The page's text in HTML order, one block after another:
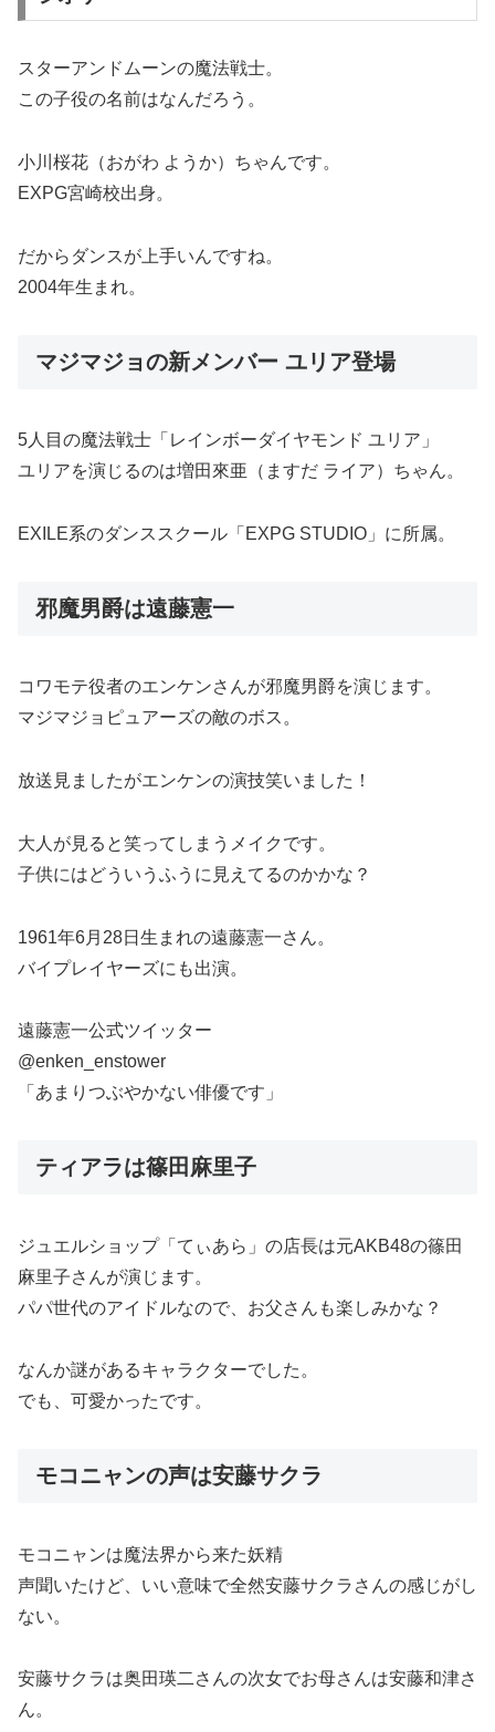
スターアンドムーンの魔法戦士。
この子役の名前はなんだろう。
小川桜花（おがわ ようか）ちゃんです。
EXPG宮崎校出身。
だからダンスが上手いんですね。
2004年生まれ。
マジマジョの新メンバー ユリア登場
5人目の魔法戦士「レインボーダイヤモンド ユリア」
ユリアを演じるのは増田來亜（ますだ ライア）ちゃん。
EXILE系のダンススクール「EXPG STUDIO」に所属。
邪魔男爵は遠藤憲一
コワモテ役者のエンケンさんが邪魔男爵を演じます。
マジマジョピュアーズの敵のボス。
放送見ましたがエンケンの演技笑いました！
大人が見ると笑ってしまうメイクです。
子供にはどういうふうに見えてるのかかな？
1961年6月28日生まれの遠藤憲一さん。
バイプレイヤーズにも出演。
遠藤憲一公式ツイッター
@enken_enstower
「あまりつぶやかない俳優です」
ティアラは篠田麻里子
ジュエルショップ「てぃあら」の店長は元AKB48の篠田
麻里子さんが演じます。
パパ世代のアイドルなので、お父さんも楽しみかな？
なんか謎があるキャラクターでした。
でも、可愛かったです。
モコニャンの声は安藤サクラ
モコニャンは魔法界から来た妖精
声聞いたけど、いい意味で全然安藤サクラさんの感じがし
ない。
安藤サクラは奥田瑛二さんの次女でお母さんは安藤和津さ
ん。